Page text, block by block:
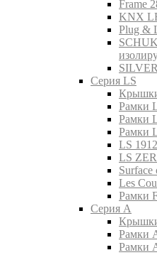
Frame
KNX
Plug &
Серия LS
Рамки
Рамки
Рамки
LS 1912
LS
Les
Рамки
Серия A
Рамки
Рамки